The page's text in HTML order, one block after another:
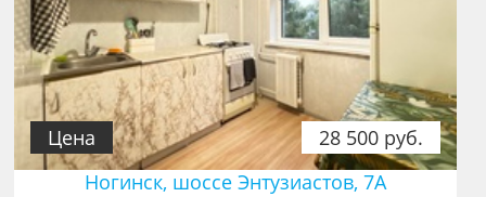
28 500 руб.
Цена
Ногинск, шоссе Энтузиастов, 7А